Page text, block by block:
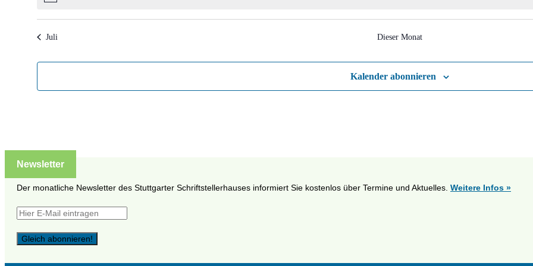
Juli Dieser Monat
Kalender abonnieren
Newsletter
Der monatliche Newsletter des Stuttgarter Schriftstellerhauses informiert Sie kostenlos über Termine und Aktuelles. Weitere Infos »